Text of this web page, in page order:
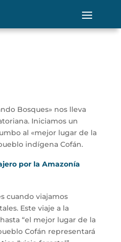
Bosques» nos lleva
Iniciamos un
al «mejor lugar de la
indígena Cofán.
por la Amazonía
cuando viajamos
Este viaje a la
“el mejor lugar de la
Cofán representará